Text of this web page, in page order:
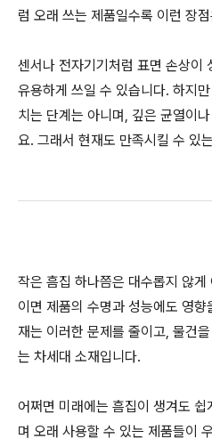
럼 오래 쓰는 제품일수록 이런 장
센서나 전자기기처럼 표면 손상이
유용하게 쓰일 수 있습니다. 하지
치는 단계는 아니며, 깊은 균열이
요. 그래서 현재도 만족시킬 수 있
작은 흠집 하나쯤은 대수롭지 않
이면 제품의 수명과 성능에도 영
재는 이러한 문제를 줄이고, 물건
는 차세대 소재입니다.
어쩌면 미래에는 흠집이 생겨도
며 오래 사용할 수 있는 제품들이